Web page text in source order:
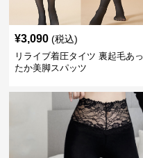
¥3,090 (税込)
リライブ着圧タイツ 裏起毛あっ
たか美脚スパッツ